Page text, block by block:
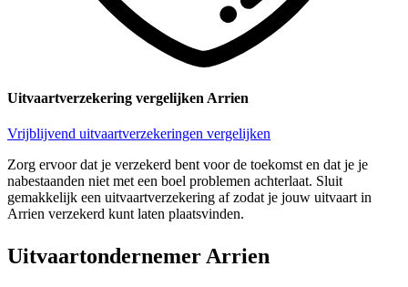
Uitvaartverzekering vergelijken Arrien
Vrijblijvend uitvaartverzekeringen vergelijken
Zorg ervoor dat je verzekerd bent voor de toekomst en dat je je
nabestaanden niet met een boel problemen achterlaat. Sluit
gemakkelijk een uitvaartverzekering af zodat je jouw uitvaart in
Arrien verzekerd kunt laten plaatsvinden.
Uitvaartondernemer Arrien